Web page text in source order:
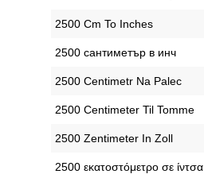
‎2500 Cm To Inches
‎2500 сантиметър в инч
‎2500 Centimetr Na Palec
‎2500 Centimeter Til Tomme
‎2500 Zentimeter In Zoll
‎2500 εκατοστόμετρο σε ίντσα